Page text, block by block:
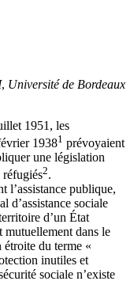
, Université de Bordeaux
1951, les
19381 prévoyaient
une législation
réfugiés2.
l’assistance publique,
d’assistance sociale
d’un État
mutuellement dans le
étroite du terme «
inutiles et
sociale n’existe